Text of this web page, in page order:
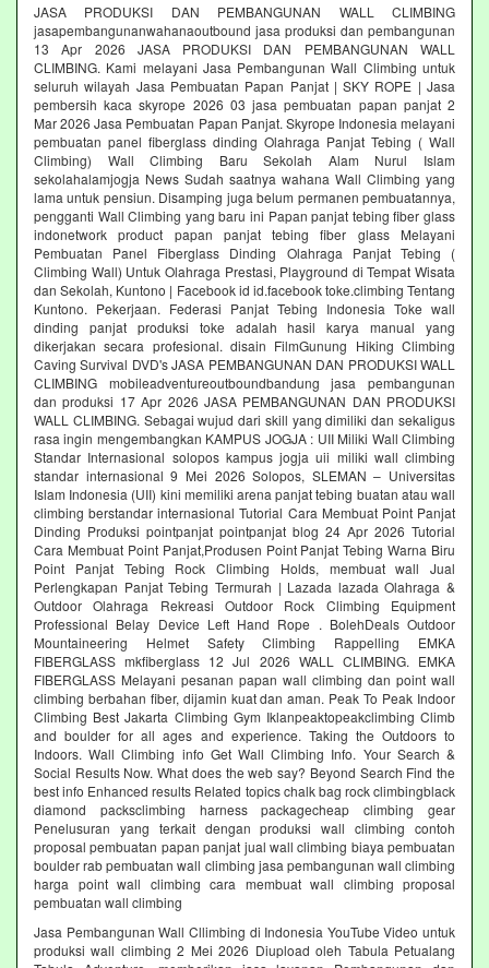
JASA PRODUKSI DAN PEMBANGUNAN WALL CLIMBING
jasapembangunanwahanaoutbound jasa produksi dan pembangunan
13 Apr 2026 JASA PRODUKSI DAN PEMBANGUNAN WALL
CLIMBING. Kami melayani Jasa Pembangunan Wall Climbing untuk
seluruh wilayah Jasa Pembuatan Papan Panjat | SKY ROPE | Jasa
pembersih kaca skyrope 2026 03 jasa pembuatan papan panjat 2
Mar 2026 Jasa Pembuatan Papan Panjat. Skyrope Indonesia melayani
pembuatan panel fiberglass dinding Olahraga Panjat Tebing ( Wall
Climbing) Wall Climbing Baru Sekolah Alam Nurul Islam
sekolahalamjogja News Sudah saatnya wahana Wall Climbing yang
lama untuk pensiun. Disamping juga belum permanen pembuatannya,
pengganti Wall Climbing yang baru ini Papan panjat tebing fiber glass
indonetwork product papan panjat tebing fiber glass Melayani
Pembuatan Panel Fiberglass Dinding Olahraga Panjat Tebing (
Climbing Wall) Untuk Olahraga Prestasi, Playground di Tempat Wisata
dan Sekolah, Kuntono | Facebook id id.facebook toke.climbing Tentang
Kuntono. Pekerjaan. Federasi Panjat Tebing Indonesia Toke wall
dinding panjat produksi toke adalah hasil karya manual yang
dikerjakan secara profesional. disain FilmGunung Hiking Climbing
Caving Survival DVD's JASA PEMBANGUNAN DAN PRODUKSI WALL
CLIMBING mobileadventureoutboundbandung jasa pembangunan
dan produksi 17 Apr 2026 JASA PEMBANGUNAN DAN PRODUKSI
WALL CLIMBING. Sebagai wujud dari skill yang dimiliki dan sekaligus
rasa ingin mengembangkan KAMPUS JOGJA : UII Miliki Wall Climbing
Standar Internasional solopos kampus jogja uii miliki wall climbing
standar internasional 9 Mei 2026 Solopos, SLEMAN – Universitas
Islam Indonesia (UII) kini memiliki arena panjat tebing buatan atau wall
climbing berstandar internasional Tutorial Cara Membuat Point Panjat
Dinding Produksi pointpanjat pointpanjat blog 24 Apr 2026 Tutorial
Cara Membuat Point Panjat,Produsen Point Panjat Tebing Warna Biru
Point Panjat Tebing Rock Climbing Holds, membuat wall Jual
Perlengkapan Panjat Tebing Termurah | Lazada lazada Olahraga &
Outdoor Olahraga Rekreasi Outdoor Rock Climbing Equipment
Professional Belay Device Left Hand Rope . BolehDeals Outdoor
Mountaineering Helmet Safety Climbing Rappelling EMKA
FIBERGLASS mkfiberglass 12 Jul 2026 WALL CLIMBING. EMKA
FIBERGLASS Melayani pesanan papan wall climbing dan point wall
climbing berbahan fiber, dijamin kuat dan aman. Peak To Peak Indoor
Climbing Best Jakarta Climbing Gym‎ Iklanpeaktopeakclimbing Climb
and boulder for all ages and experience. Taking the Outdoors to
Indoors. Wall Climbing‎ info Get Wall Climbing Info. Your Search &
Social Results Now. What does the web say? Beyond Search Find the
best info Enhanced results Related topics chalk bag rock climbingblack
diamond packsclimbing harness packagecheap climbing gear
Penelusuran yang terkait dengan produksi wall climbing contoh
proposal pembuatan papan panjat jual wall climbing biaya pembuatan
boulder rab pembuatan wall climbing jasa pembangunan wall climbing
harga point wall climbing cara membuat wall climbing proposal
pembuatan wall climbing
Jasa Pembangunan Wall Cllimbing di Indonesia YouTube Video untuk
produksi wall climbing 2 Mei 2026 Diupload oleh Tabula Petualang